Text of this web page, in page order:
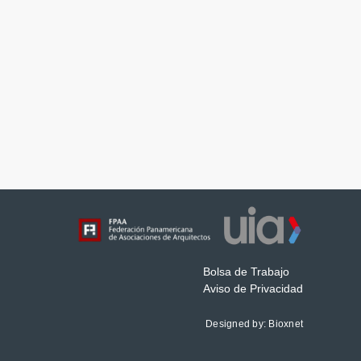
Bolsa de Trabajo
Aviso de Privacidad
Designed by: Bioxnet